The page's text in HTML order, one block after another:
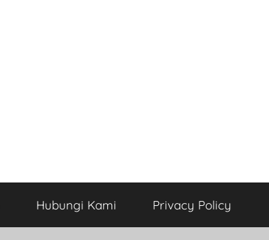
Hubungi Kami Privacy Policy